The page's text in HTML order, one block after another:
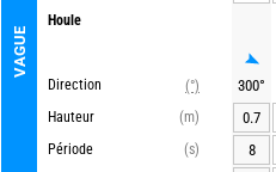
VAGUE
Houle
Direction
(°)
Hauteur
(m)
Période
(s)
300°
0.7
8